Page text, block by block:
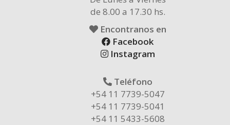
de 8.00 a 17.30 hs.
Encontranos en
Facebook
Instagram
Teléfono
+54 11 7739-5047
+54 11 7739-5041
+54 11 5433-5608